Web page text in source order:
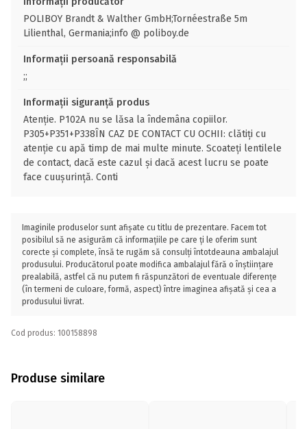
POLIBOY Brandt & Walther GmbH;Tornéestraße 5m
Lilienthal, Germania;info @ poliboy.de
Informații persoană responsabilă
;;
Informații siguranță produs
Atenţie. P102A nu se lăsa la îndemâna copiilor.
P305+P351+P338ÎN CAZ DE CONTACT CU OCHII: clătiţi cu
atenţie cu apă timp de mai multe minute. Scoateţi lentilele
de contact, dacă este cazul şi dacă acest lucru se poate
face cuuşurinţă. Conti
Imaginile produselor sunt afișate cu titlu de prezentare. Facem tot
posibilul să ne asigurăm că informațiile pe care ți le oferim sunt
corecte și complete, însă te rugăm să consulți întotdeauna ambalajul
produsului. Producătorul poate modifica ambalajul fără o înștiințare
prealabilă, astfel că nu putem fi răspunzători de eventuale diferențe
(în termeni de culoare, formă, aspect) între imaginea afișată și cea a
produsului livrat.
Cod produs: 100158898
Produse similare